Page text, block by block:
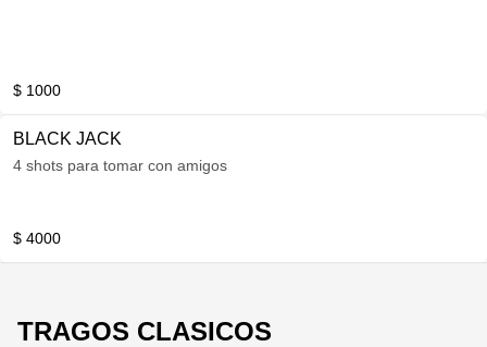
$ 1000
BLACK JACK
4 shots para tomar con amigos
$ 4000
TRAGOS CLASICOS